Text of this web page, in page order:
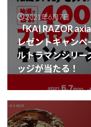
2021年6月7日
「KAI RAZOR
レゼントキャンペ
ルトラマンシリー
ッジが当たる！